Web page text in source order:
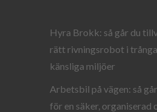
Hyra Brokk: så går du
rätt rivningsrobot i
känsliga miljöer
Arbetsbil på vägen: så
för en säker, organiserad